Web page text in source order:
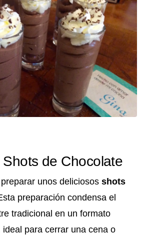
de Chocolate
unos deliciosos shots
preparación condensa el
tradicional en un formato
para cerrar una cena o